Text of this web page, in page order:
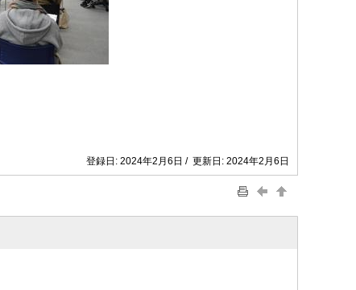
登録日: 2024年2月6日 / 更新日: 2024年2月6日